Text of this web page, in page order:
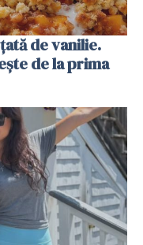
de vanilie.
de la prima